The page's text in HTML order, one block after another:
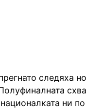
следяха
ни